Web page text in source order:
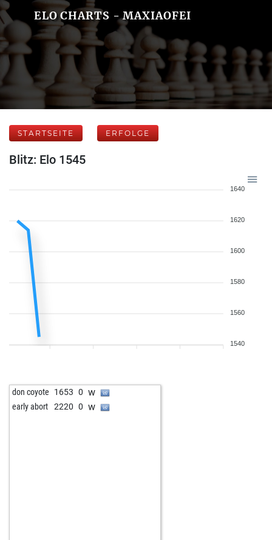
ELO CHARTS - MAXIAOFEI
STARTSEITE ERFOLGE
Blitz: Elo 1545
1640
1620
1600
1580
1560
1540
don coyote 1653 0 w
early abort 2220 0 w